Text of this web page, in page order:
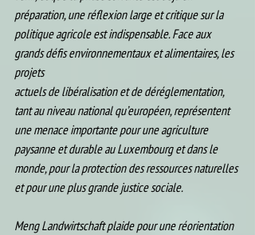
préparation, une réflexion large et critique sur la
politique agricole est indispensable. Face aux
grands défis environnementaux et alimentaires, les
projets
actuels de libéralisation et de déréglementation,
tant au niveau national qu’européen, représentent
une menace importante pour une agriculture
paysanne et durable au Luxembourg et dans le
monde, pour la protection des ressources naturelles
et pour une plus grande justice sociale.
Meng Landwirtschaft plaide pour une réorientation